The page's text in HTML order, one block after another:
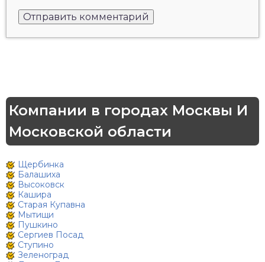
Компании в городах Москвы И
Московской области
Щербинка
Балашиха
Высоковск
Кашира
Старая Купавна
Мытищи
Пушкино
Сергиев Посад
Ступино
Зеленоград